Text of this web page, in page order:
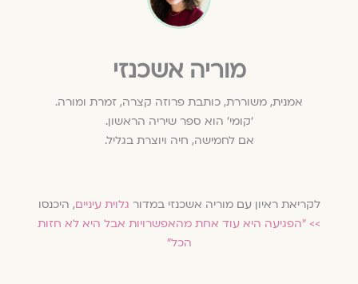
מוריה אשכנזי
אמנית, משוררת, כותבת פרוזה קצרה, זמרת ומורה.
‘קומי’ הוא ספר שיריה הראשון.
אם לחמישה, חיה ויוצרת בגליל.
לקריאת ראיון עם מוריה אשכנזי במדורגלוית עיניים, היכנסו
>> "הפגיעה היא עוד אחת מהאפשרויות אבל היא לא חזות
הכל"